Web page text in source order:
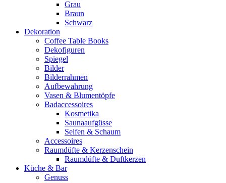
Grau
Braun
Schwarz
Dekoration
Coffee Table Books
Dekofiguren
Spiegel
Bilder
Bilderrahmen
Aufbewahrung
Vasen & Blumentöpfe
Badaccessoires
Kosmetika
Saunaaufgüsse
Seifen & Schaum
Accessoires
Raumdüfte & Kerzenschein
Raumdüfte & Duftkerzen
Küche & Bar
Genuss